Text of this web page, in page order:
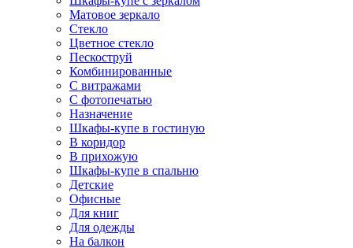
Матовое зеркало
Стекло
Цветное стекло
Пескоструй
Комбинированные
С витражами
С фотопечатью
Назначение
Шкафы-купе в гостиную
В коридор
В прихожую
Шкафы-купе в спальню
Детские
Офисные
Для книг
Для одежды
На балкон